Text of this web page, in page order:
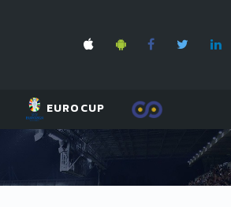
EUROCUP